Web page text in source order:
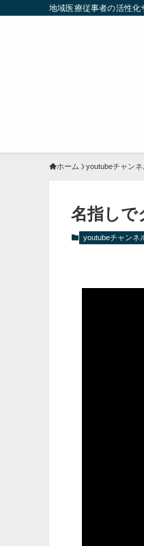
地域医療従事者の活性化
ホーム youtubeチャンネ
名指しで
youtubeチャンネ